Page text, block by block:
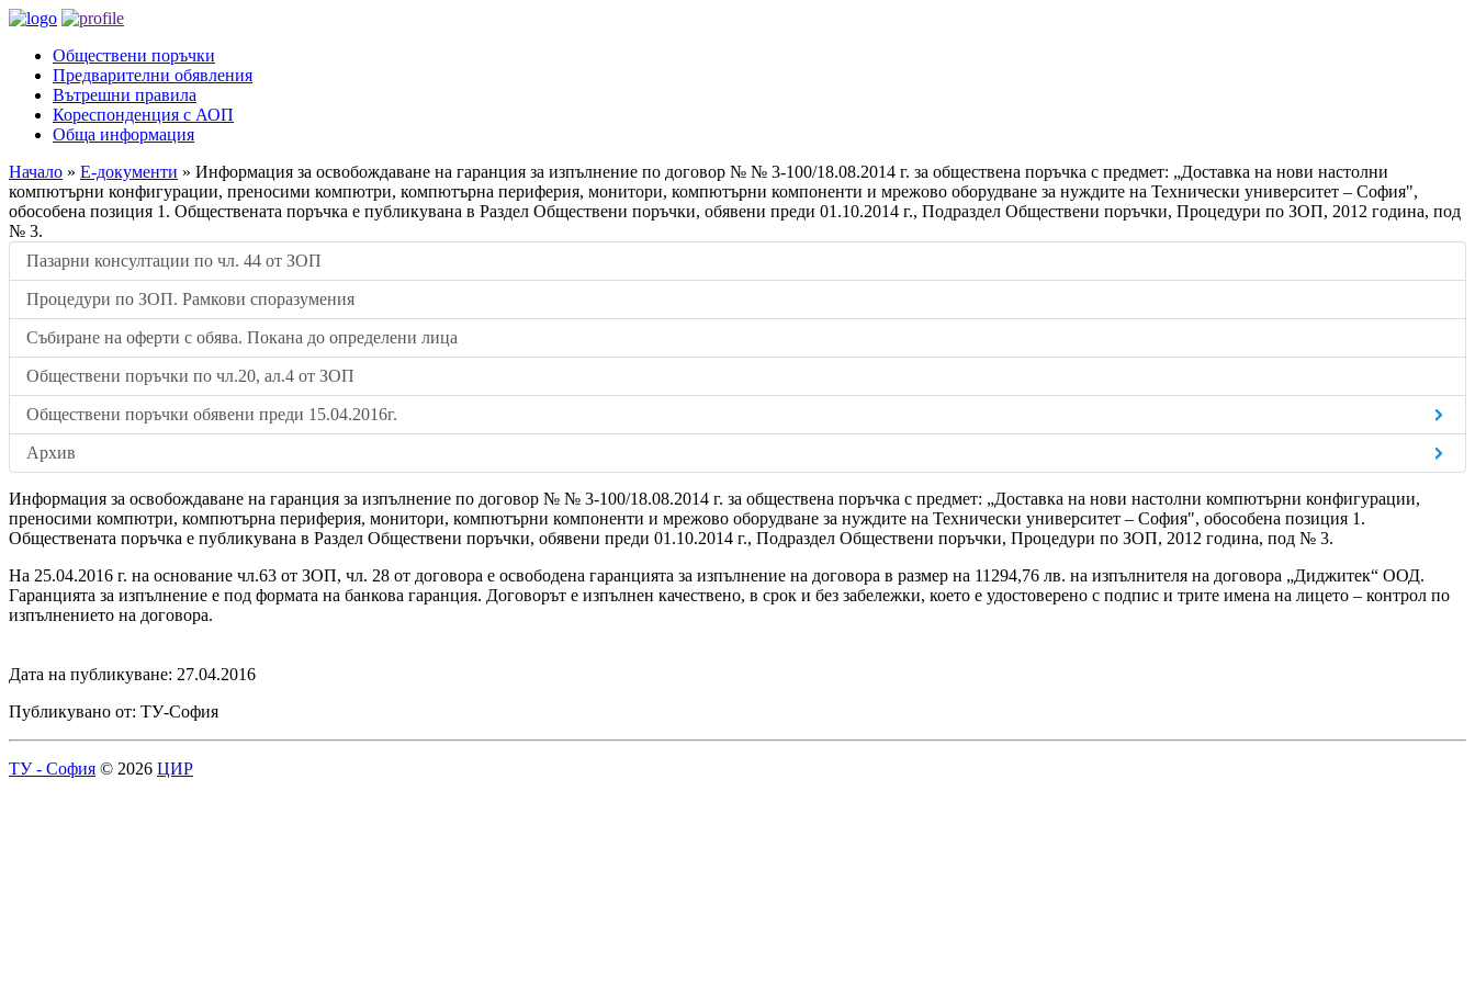
Обществени поръчки
Предварителни обявления
Вътрешни правила
Кореспонденция с АОП
Обща информация
Начало » Е-документи » Информация за освобождаване на гаранция за изпълнение по договор № № 3-100/18.08.2014 г. за обществена поръчка с предмет: „Доставка на нови настолни
компютърни конфигурации, преносими компютри, компютърна периферия, монитори, компютърни компоненти и мрежово оборудване за нуждите на Технически университет – София",
обособена позиция 1. Обществената поръчка е публикувана в Раздел Обществени поръчки, обявени преди 01.10.2014 г., Подраздел Обществени поръчки, Процедури по ЗОП, 2012 година, под
№ 3.
Пазарни консултации по чл. 44 от ЗОП
Процедури по ЗОП. Рамкови споразумения
Събиране на оферти с обява. Покана до определени лица
Обществени поръчки по чл.20, ал.4 от ЗОП
Обществени поръчки обявени преди 15.04.2016г.
Архив
Информация за освобождаване на гаранция за изпълнение по договор № № 3-100/18.08.2014 г. за обществена поръчка с предмет: „Доставка на нови настолни компютърни конфигурации,
преносими компютри, компютърна периферия, монитори, компютърни компоненти и мрежово оборудване за нуждите на Технически университет – София", обособена позиция 1.
Обществената поръчка е публикувана в Раздел Обществени поръчки, обявени преди 01.10.2014 г., Подраздел Обществени поръчки, Процедури по ЗОП, 2012 година, под № 3.
На 25.04.2016 г. на основание чл.63 от ЗОП, чл. 28 от договора е освободена гаранцията за изпълнение на договора в размер на 11294,76 лв. на изпълнителя на договора „Диджитек“ ООД.
Гаранцията за изпълнение е под формата на банкова гаранция. Договорът е изпълнен качествено, в срок и без забележки, което е удостоверено с подпис и трите имена на лицето – контрол по
изпълнението на договора.
Дата на публикуване: 27.04.2016
Публикувано от: ТУ-София
ТУ - София © 2026 ЦИР